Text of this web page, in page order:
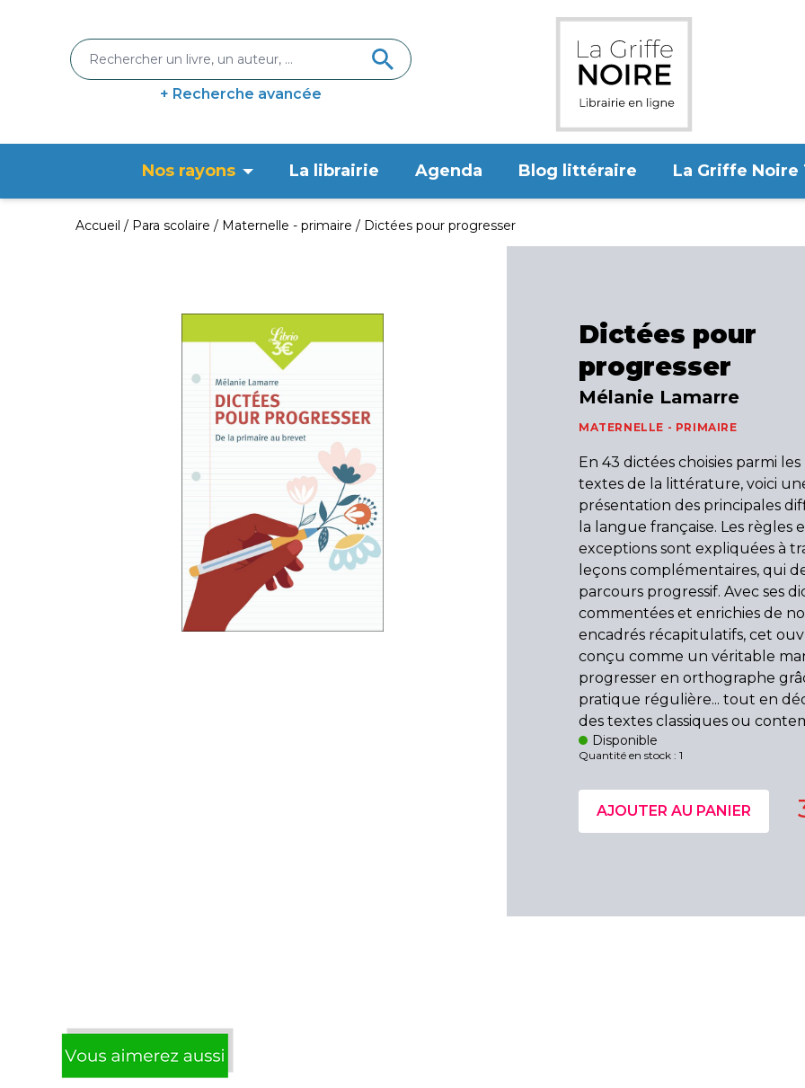
+ Recherche avancée
Nos rayons La librairie Agenda Blog littéraire La Griffe Noire
Accueil Para scolaire Maternelle - primaire Dictées pour progresser
Dictées pour
progresser
Mélanie Lamarre
MATERNELLE - PRIMAIRE
En 43 dictées choisies parmi
textes de la littérature, voici
présentation des principales
la langue française. Les règles
exceptions sont expliquées à
leçons complémentaires, qui
parcours progressif. Avec ses
commentées et enrichies de
encadrés récapitulatifs, cet
conçu comme un véritable
progresser en orthographe
pratique régulière... tout en
des textes classiques ou
Disponible
Quantité en stock : 1
AJOUTER AU PANIER